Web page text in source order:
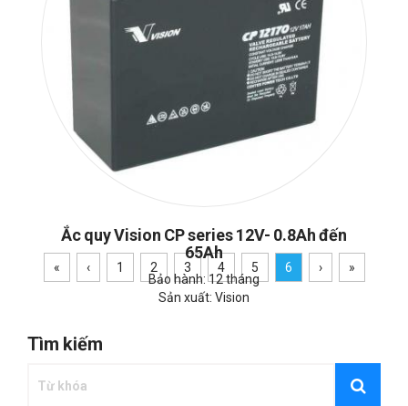
Ắc quy Vision CP series 12V- 0.8Ah đến
65Ah
Bảo hành: 12 tháng
Sản xuất: Vision
« ‹ 1 2 3 4 5 6 › »
Tìm kiếm